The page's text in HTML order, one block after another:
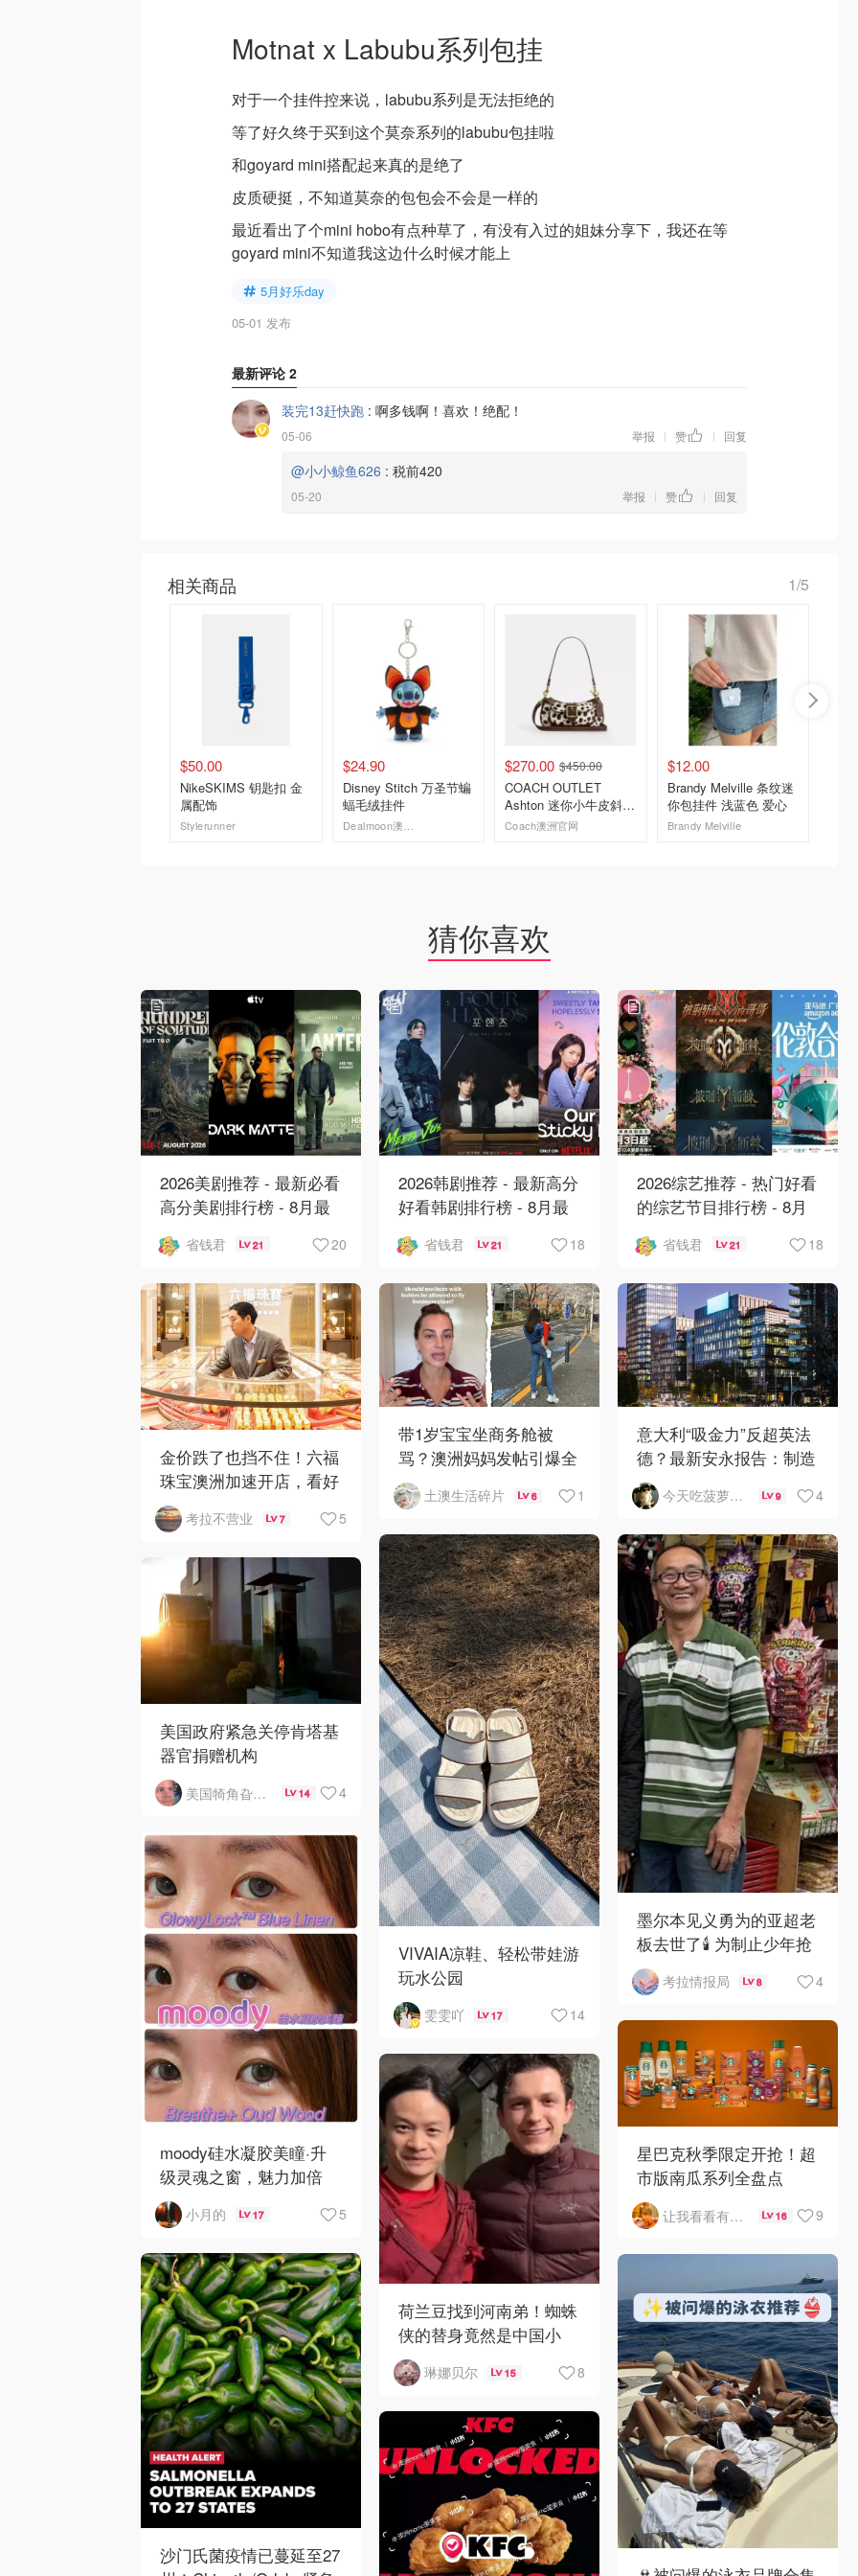
Motnat x Labubu系列包挂
对于一个挂件控来说，labubu系列是无法拒绝的
等了好久终于买到这个莫奈系列的labubu包挂啦
和goyard mini搭配起来真的是绝了
皮质硬挺，不知道莫奈的包包会不会是一样的
最近看出了个mini hobo有点种草了，有没有入过的姐妹分享下，我还在等
goyard mini不知道我这边什么时候才能上
5月好乐day
05-01 发布
最新评论 2
装完13赶快跑 : 啊多钱啊！喜欢！绝配！
05-06 举报 | 赞 | 回复
@小小鲸鱼626 : 税前420
05-20 举报 | 赞 | 回复
相关商品 1/5
$50.00
NikeSKIMS 钥匙扣 金
属配饰
Stylerunner
$24.90
Disney Stitch 万圣节蝙
蝠毛绒挂件
$270.00 $450.00
COACH OUTLET
Ashton 迷你小牛皮斜挎
包
Coach澳洲官网
$12.00
Brandy Melville 条纹迷
你包挂件 浅蓝色 爱心
Brandy Melville
猜你喜欢
2026美剧推荐 - 最新必看
高分美剧排行榜 - 8月最
回归！
省钱君 21 20
2026韩剧推荐 - 最新高分
好看韩剧排行榜 - 8月最
爱 》上线❣️
省钱君 21 18
2026综艺推荐 - 热门好看
的综艺节目排行榜 - 8月
归啦省钱君 21 18
金价跌了也挡不住！六福
珠宝澳洲加速开店，看好
华人购买力
考拉不营业 7 5
带1岁宝宝坐商务舱被
骂？澳洲妈妈发帖引爆全
网争议
土澳生活碎片 6 1
意大利“吸金力”反超英法
德？最新安永报告：制造
业与AI成投资新宠！
今天吃菠萝披萨了吗 9 4
VIVAIA凉鞋、轻松带娃游
玩水公园
雯雯吖 17 14
墨尔本见义勇为的亚超老
板去世了🕯️ 为制止少年抢
劫，竟被当街围殴致死！
考拉情报局 8 4
美国政府紧急关停肯塔基
器官捐赠机构
美国犄角旮旯新鲜事 14 4
moody硅水凝胶美瞳·升
级灵魂之窗，魅力加倍
小月的 17 5
星巴克秋季限定开抢！超
市版南瓜系列全盘点
让我看看有啥好吃的 16 9
荷兰豆找到河南弟！蜘蛛
侠的替身竟然是中国小
哥？！
琳娜贝尔 15 8
沙门氏菌疫情已蔓延至27